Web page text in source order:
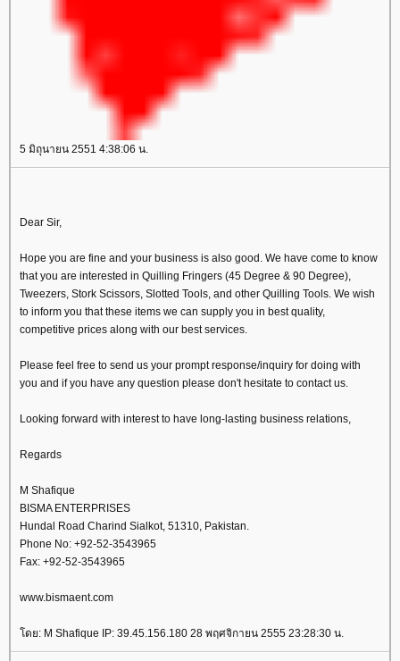
5 มิถุนายน 2551 4:38:06 น.
Dear Sir,
Hope you are fine and your business is also good. We have come to know
that you are interested in Quilling Fringers (45 Degree & 90 Degree),
Tweezers, Stork Scissors, Slotted Tools, and other Quilling Tools. We wish
to inform you that these items we can supply you in best quality,
competitive prices along with our best services.
Please feel free to send us your prompt response/inquiry for doing with
you and if you have any question please don't hesitate to contact us.
Looking forward with interest to have long-lasting business relations,
Regards
M Shafique
BISMA ENTERPRISES
Hundal Road Charind Sialkot, 51310, Pakistan.
Phone No: +92-52-3543965
Fax: +92-52-3543965
www.bismaent.com
ดย: M Shafique IP: 39.45.156.180 28 พฤศจิกายน 2555 23:28:30 น.